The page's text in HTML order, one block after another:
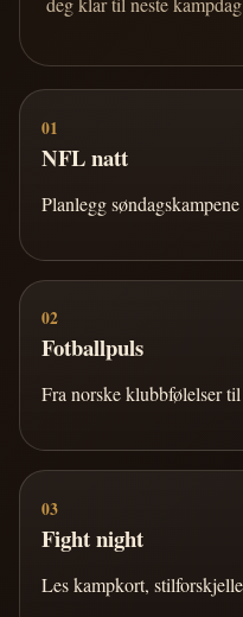
01
NFL natt
Planlegg
02
Fotballpuls
Fra norske klubbfølelser
03
Fight night
Les kampkort,